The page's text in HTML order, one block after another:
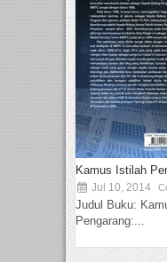
Kamus Istilah
Jul 10, 2014
Judul Buku:
Pengarang:...